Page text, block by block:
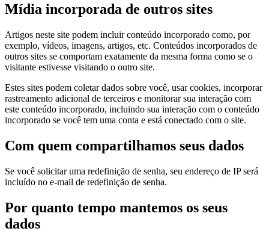
Mídia incorporada de outros sites
Artigos neste site podem incluir conteúdo incorporado como, por
exemplo, vídeos, imagens, artigos, etc. Conteúdos incorporados de
outros sites se comportam exatamente da mesma forma como se o
visitante estivesse visitando o outro site.
Estes sites podem coletar dados sobre você, usar cookies, incorporar
rastreamento adicional de terceiros e monitorar sua interação com
este conteúdo incorporado, incluindo sua interação com o conteúdo
incorporado se você tem uma conta e está conectado com o site.
Com quem compartilhamos seus dados
Se você solicitar uma redefinição de senha, seu endereço de IP será
incluído no e-mail de redefinição de senha.
Por quanto tempo mantemos os seus
dados